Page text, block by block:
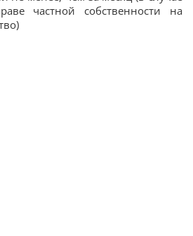
частной собственности на